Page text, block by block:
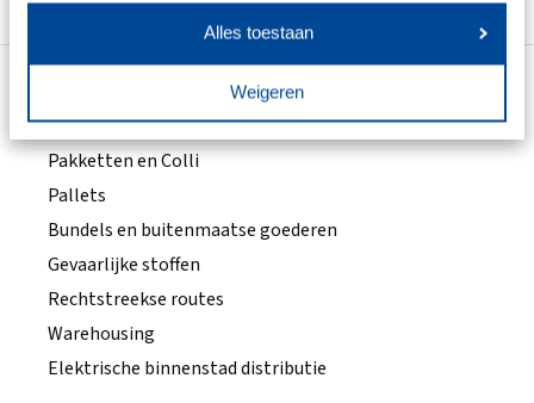
Alles toestaan
Weigeren
Pakketten en Colli
Pallets
Bundels en buitenmaatse goederen
Gevaarlijke stoffen
Rechtstreekse routes
Warehousing
Elektrische binnenstad distributie